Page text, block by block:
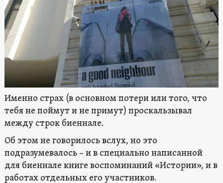
Именно страх (в основном потери или того, что
тебя не поймут и не примут) проскальзывал
между строк биеннале.
Об этом не говорилось вслух, но это
подразумевалось – и в специально написанной
для биеннале книге воспоминаний «Истории», и в
работах отдельных его участников.